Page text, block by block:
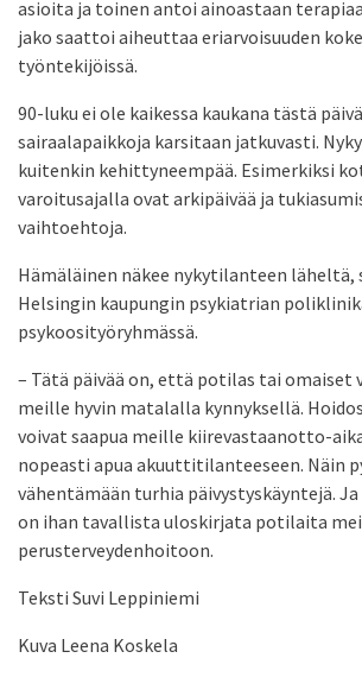
asioita ja toinen antoi ainoastaan
jako saattoi aiheuttaa eriarvoisuuden
työntekijöissä.
90-luku ei ole kaikessa kaukana tästä
sairaalapaikkoja karsitaan jatkuvasti.
kuitenkin kehittyneempää. Esimerkiksi
varoitusajalla ovat arkipäivää ja
vaihtoehtoja.
Hämäläinen näkee nykytilanteen läheltä,
Helsingin kaupungin psykiatrian
psykoosityöryhmässä.
– Tätä päivää on, että potilas tai omaiset
meille hyvin matalalla kynnyksellä.
voivat saapua meille kiirevastaanotto-
nopeasti apua akuuttitilanteeseen. Näin
vähentämään turhia päivystyskäyntejä.
on ihan tavallista ulos­kirjata potilaita
perusterveydenhoitoon.
Teksti Suvi Leppiniemi
Kuva Leena Koskela